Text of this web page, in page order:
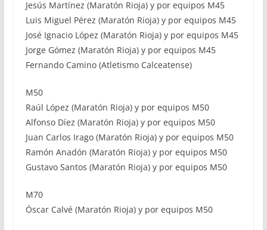
Jesús Martínez (Maratón Rioja) y por equipos M45
Luis Miguel Pérez (Maratón Rioja) y por equipos M45
José Ignacio López (Maratón Rioja) y por equipos M45
Jorge Gómez (Maratón Rioja) y por equipos M45
Fernando Camino (Atletismo Calceatense)
M50
Raúl López (Maratón Rioja) y por equipos M50
Alfonso Díez (Maratón Rioja) y por equipos M50
Juan Carlos Irago (Maratón Rioja) y por equipos M50
Ramón Anadón (Maratón Rioja) y por equipos M50
Gustavo Santos (Maratón Rioja) y por equipos M50
M70
Óscar Calvé (Maratón Rioja) y por equipos M50